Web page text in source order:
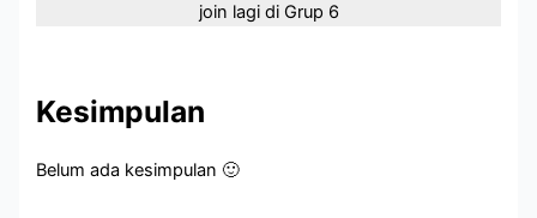
join lagi di Grup 6
Kesimpulan
Belum ada kesimpulan 🙂